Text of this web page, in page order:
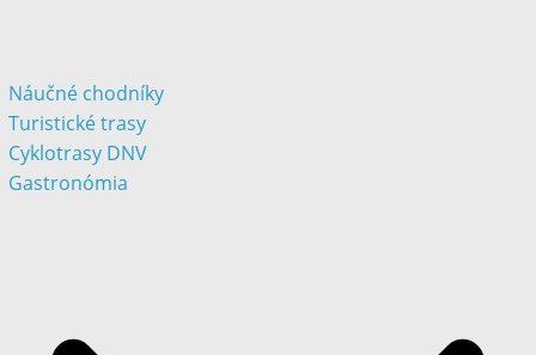
Náučné chodníky
Turistické trasy
Cyklotrasy DNV
Gastronómia